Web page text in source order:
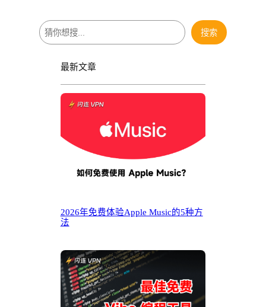
搜
索
搜索
最新文章
2026年免费体验Apple Music的5种方
法